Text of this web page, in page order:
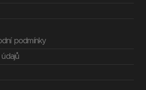
podmínky